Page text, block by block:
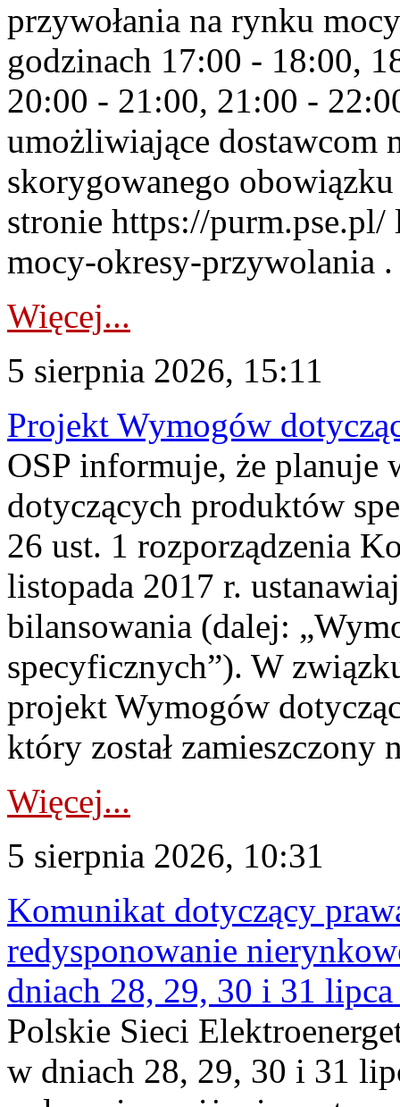
przywołania na rynku
godzinach 17:00 - 18:00,
20:00 - 21:00, 21:00 -
umożliwiające dostawcom
skorygowanego
stronie https://
mocy-okresy-przywolania
Więcej...
5 sierpnia 2026, 15:11
Projekt Wymogów
OSP informuje, że planuje
dotyczących produktów
26 ust. 1 rozporządzenia
listopada 2017 r.
bilansowania (dalej:
specyficznych”). W
projekt Wymogów
który został zamieszczony
Więcej...
5 sierpnia 2026, 10:31
Komunikat dotyczący
redysponowanie
dniach 28, 29, 30 i 31
Polskie Sieci
w dniach 28, 29, 30 i 31